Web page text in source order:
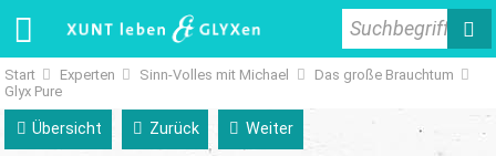
Suchbegriff
Start Experten Sinn-Volles mit Michael
Das große Brauchtum
Glyx Pure
Übersicht Zurück Weiter